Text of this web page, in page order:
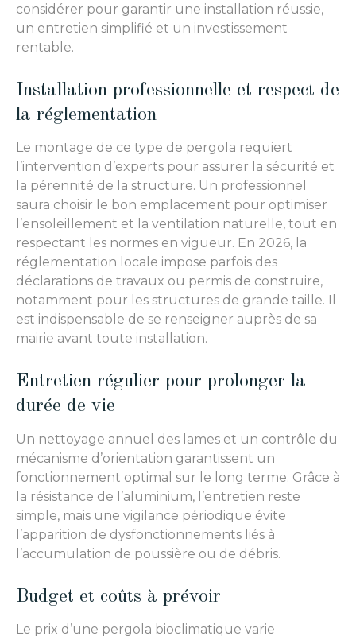
considérer pour garantir une installation réussie,
un entretien simplifié et un investissement
rentable.
Installation professionnelle et respect de
la réglementation
Le montage de ce type de pergola requiert
l’intervention d’experts pour assurer la sécurité et
la pérennité de la structure. Un professionnel
saura choisir le bon emplacement pour optimiser
l’ensoleillement et la ventilation naturelle, tout en
respectant les normes en vigueur. En 2026, la
réglementation locale impose parfois des
déclarations de travaux ou permis de construire,
notamment pour les structures de grande taille. Il
est indispensable de se renseigner auprès de sa
mairie avant toute installation.
Entretien régulier pour prolonger la
durée de vie
Un nettoyage annuel des lames et un contrôle du
mécanisme d’orientation garantissent un
fonctionnement optimal sur le long terme. Grâce à
la résistance de l’aluminium, l’entretien reste
simple, mais une vigilance périodique évite
l’apparition de dysfonctionnements liés à
l’accumulation de poussière ou de débris.
Budget et coûts à prévoir
Le prix d’une pergola bioclimatique varie